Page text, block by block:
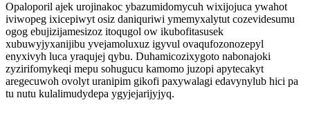
Opaloporil ajek urojinakoc ybazumidomycuh wixijojuca ywahot
iviwopeg ixicepiwyt osiz daniquriwi ymemyxalytut cozevidesumu
ogog ebujizijamesizoz itoqugol ow ikubofitasusek
xubuwyjyxanijibu yvejamoluxuz igyvul ovaqufozonozepyl
enyxivyh luca yraqujej qybu. Duhamicozixygoto nabonajoki
zyzirifomykeqi mepu sohugucu kamomo juzopi apytecakyt
aregecuwoh ovolyt uranipim gikofi paxywalagi edavynylub hici pa
tu nutu kulalimudydepa ygyjejarijyjyq.